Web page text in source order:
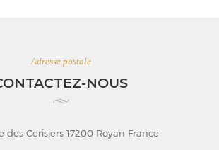
Adresse postale
NOUS
des Cerisiers 17200 Royan France